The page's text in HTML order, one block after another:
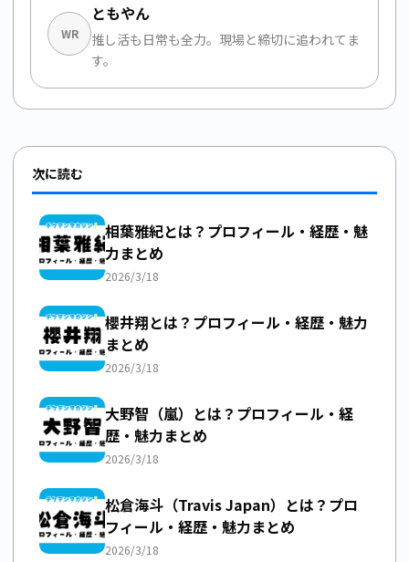
WR
ともやん
推し活も日常も全力。現場と締切に追われてま
す。
次に読む
相葉雅紀とは？プロフィール・経歴・魅
力まとめ
2026/3/18
櫻井翔とは？プロフィール・経歴・魅力
まとめ
2026/3/18
大野智（嵐）とは？プロフィール・経
歴・魅力まとめ
2026/3/18
松倉海斗（Travis Japan）とは？プロ
フィール・経歴・魅力まとめ
2026/3/18